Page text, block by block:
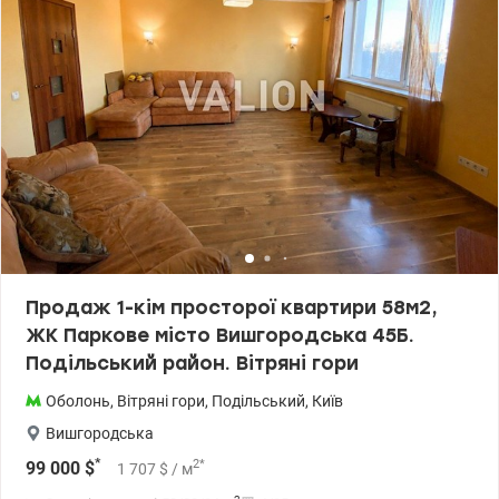
перевагою є три окремих кімнати та 2 окремих санвузла (зручно
для родини або гостей). Повна комплектація технікою та
меблями: Зона відпочинку та сну: Комфортне двоспальне ліжко,
зручний диван, письмовий стіл для роботи чи навчання, містка
шафа-гардероб. Кухня: Вбудована кухня, обладнана сучасною
технікою: холодильник, духова шафа, мікрохвильова піч,
витяжка та посудомийна машина. Комфорт: Кондиціонер,
телевізор, пральна машина, швидкісний інтернет. Комунальні:
Встановлені лічильники на електрику та воду для контролю
ваших витрат. Квартира повністю готова до заселення. Заходь та
живи в затишку! Ціна 270000 у.о. Андрій 0673205847
valion/1150820
Продаж 1-кім просторої квартири 58м2,
ЖК Паркове місто Вишгородська 45Б.
Подільський район. Вітряні гори
Оболонь, Вітряні гори, Подільський, Київ
Вишгородська
99 000 $* 1 707 $ / м2*